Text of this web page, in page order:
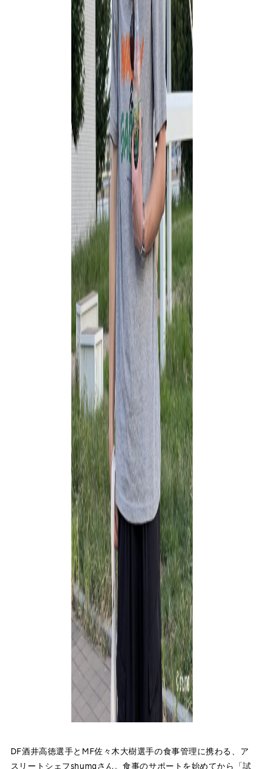
DF酒井高徳選手とMF佐々木大樹選手の食事管理に携わる、ア
スリートシェフshumaさん。食事のサポートを始めてから「試